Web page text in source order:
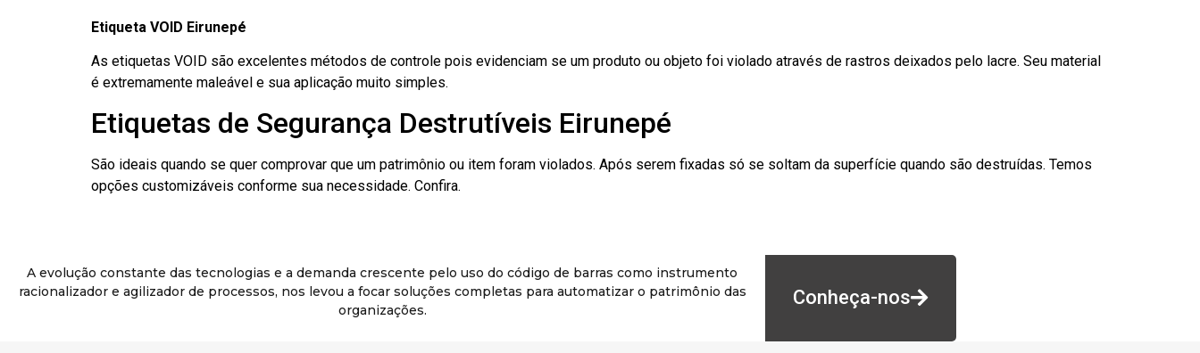
Etiqueta VOID Eirunepé
As etiquetas VOID são excelentes métodos de controle pois evidenciam se um produto ou objeto foi violado através de rastros deixados pelo lacre. Seu material
é extremamente maleável e sua aplicação muito simples.
Etiquetas de Segurança Destrutíveis Eirunepé
São ideais quando se quer comprovar que um patrimônio ou item foram violados. Após serem fixadas só se soltam da superfície quando são destruídas. Temos
opções customizáveis conforme sua necessidade. Confira.
A evolução constante das tecnologias e a demanda crescente pelo uso do código de barras como instrumento
racionalizador e agilizador de processos, nos levou a focar soluções completas para automatizar o patrimônio das
organizações.
Conheça-nos